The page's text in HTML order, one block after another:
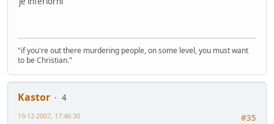
"if you're out there murdering people, on some level, you must want
to be Christian."
Kastor
4
#35
19-12-2007, 17:46:30